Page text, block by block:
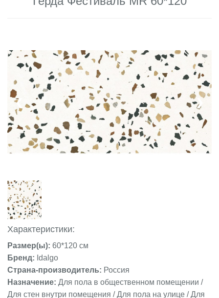
❮ ❯
Характеристики:
Размер(ы): 60*120 см
Бренд: Idalgo
Страна-производитель: Россия
Назначение: Для пола в общественном помещении /
Для стен внутри помещения / Для пола на улице / Для